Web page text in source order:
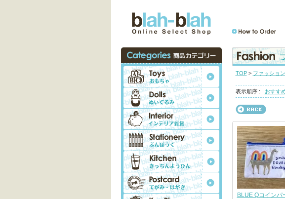
TOP> ファッショ
表示順序 : おすす
BLUE Qコインパ